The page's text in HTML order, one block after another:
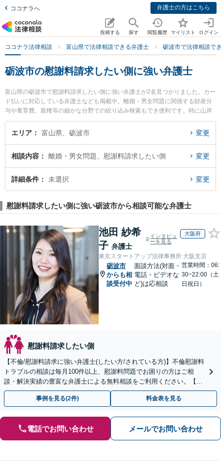
ココナラへ 弁護士の方はこちら
投稿する 探す 閲覧履歴 マイリスト ログイン
ココナラ法律相談 富山県で法律相談できる弁護士 砺波市で法律相談で
砺波市の慰謝料請求したい側に強い弁護士
富山県の砺波市で慰謝料請求したい側に強い弁護士が2名見つかりました。カー
ド払いに対応している弁護士なども掲載中。離婚・男女問題に関係する財産分
与や養育費、親権等の細かな分野での絞り込み検索もでき便利です。特に山岸
陽平法律事務所の山岸 陽平弁護士やとなみ野法律事務所の蓑 健太郎弁護士のプ
ロフィール情報や弁護士費用、強みなどが注目されています。『砺波市で土日
たい』『初回相談無料で慰謝料請求したい側を法律相談できる砺波市内の弁護
士に相談予約したい』などでお困りの相談者さんにおすすめです。
エリア 富山県、砺波市 変更
相談内容 離婚・男女問題、慰謝料請求したい側 変更
詳細条件 未選択 変更
慰謝料請求したい側に強い砺波市から相談可能な弁護士
池田 紗希
子 弁護士
インタビュ
ーを見る
大阪府
東京スタートアップ法律事務所 大阪支店
砺波市
からも相
談受付中
面談方法(対面・
電話・ビデオな
ど)は応相談
営業時間：06:
30~22:00（土
日祝日）
慰謝料請求したい側
【不倫/慰謝料請求に強い弁護士(したい方/されている方)】不倫慰謝料
トラブルの相談は毎月100件以上、慰謝料問題でお困りの方はご相
談・解決実績の豊富な弁護士による無料相談をご利用ください。【不
倫相談は初回0円】【全国対応】
事例を見る(2件) 料金表を見る
電話でお問い合わせ メールでお問い合わせ